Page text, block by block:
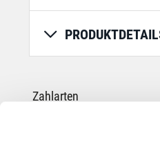
Zahlarten